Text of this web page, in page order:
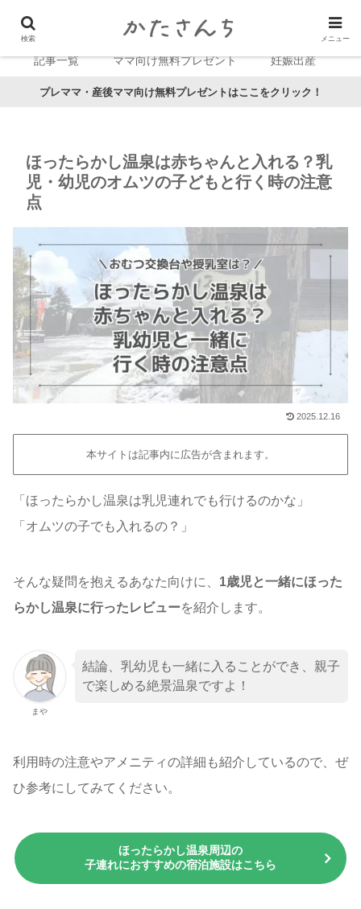
記事一覧 ママ向け無料プレゼント 妊娠出産
プレママ・産後ママ向け無料プレゼントはここをクリック！
ほったらかし温泉は赤ちゃんと入れる？乳
児・幼児のオムツの子どもと行く時の注意
点
2025.12.16
本サイトは記事内に広告が含まれます。
「ほったらかし温泉は乳児連れでも行けるのかな」
「オムツの子でも入れるの？」
そんな疑問を抱えるあなた向けに、 1歳児と一緒にほった
らかし温泉に行ったレビューを紹介します。
まや
結論、乳幼児も一緒に入ることができ、親子
で楽しめる絶景温泉ですよ！
利用時の注意やアメニティの詳細も紹介しているので、ぜ
ひ参考にしてみてください。
ほったらかし温泉周辺の
子連れにおすすめの宿泊施設はこちら
検索 メニュー